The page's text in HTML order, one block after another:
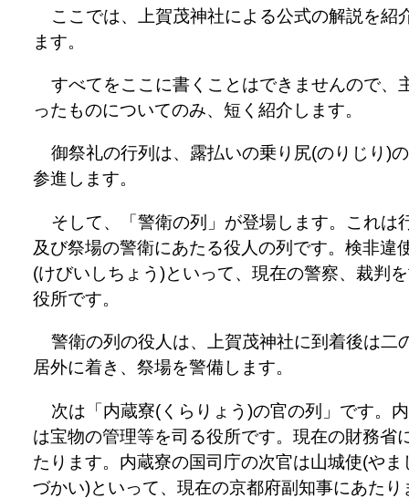
ここでは、上賀茂神社による公式の解説を紹
ます。
すべてをここに書くことはできませんので、
ったものについてのみ、短く紹介します。
御祭礼の行列は、露払いの乗り尻(のりじり)
参進します。
そして、「警衛の列」が登場します。これは
及び祭場の警衛にあたる役人の列です。検非違
(けびいしちょう)といって、現在の警察、裁判
役所です。
警衛の列の役人は、上賀茂神社に到着後は二
居外に着き、祭場を警備します。
次は「内蔵寮(くらりょう)の官の列」です。
は宝物の管理等を司る役所です。現在の財務省
たります。内蔵寮の国司庁の次官は山城使(やま
づかい)といって、現在の京都府副知事にあたり